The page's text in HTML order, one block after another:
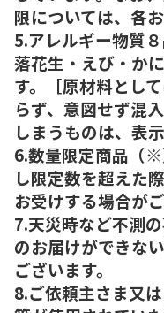
限については、各
5.アレルギー物質
落花生・えび・か
す。［原材料とし
らず、意図せず混
しまうものは、表
6.数量限定商品（
し限定数を超えた
お受けする場合がご
7.天災時など不測
のお届けができな
ございます。
8.ご依頼主さま又